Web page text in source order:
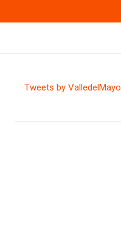
Tweets by ValledelMayo